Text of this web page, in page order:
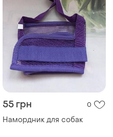
55 грн 0
Намордник для собак